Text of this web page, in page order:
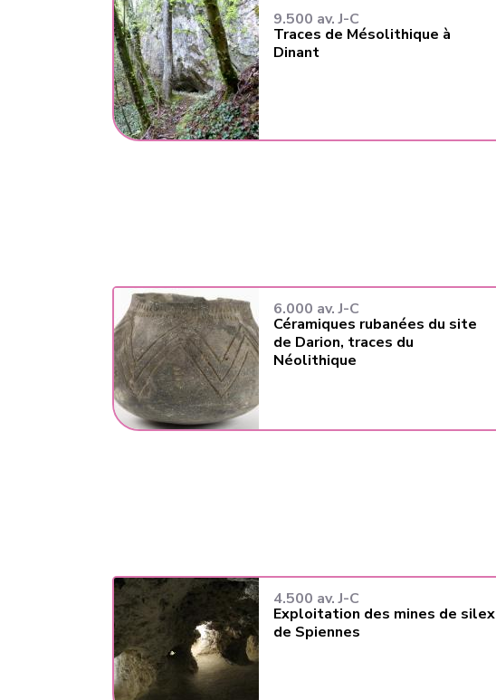
9.500 av. J-C
Traces de Mésolithique à
Dinant
6.000 av. J-C
Céramiques rubanées du site
de Darion, traces du
Néolithique
4.500 av. J-C
Exploitation des mines de silex
de Spiennes